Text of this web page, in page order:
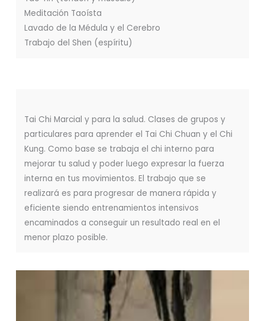
Meditación Taoísta
Lavado de la Médula y el Cerebro
Trabajo del Shen (espíritu)
Tai Chi Marcial y para la salud. Clases de grupos y
particulares para aprender el Tai Chi Chuan y el Chi
Kung. Como base se trabaja el chi interno para
mejorar tu salud y poder luego expresar la fuerza
interna en tus movimientos. El trabajo que se
realizará es para progresar de manera rápida y
eficiente siendo entrenamientos intensivos
encaminados a conseguir un resultado real en el
menor plazo posible.